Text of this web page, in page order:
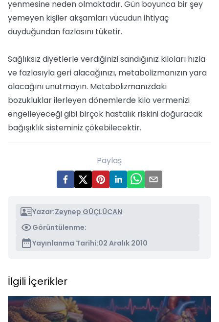
yenmesine neden olmaktadır. Gün boyunca bir şey
yemeyen kişiler akşamları vücudun ihtiyaç
duyduğundan fazlasını tüketir.
Sağlıksız diyetlerle verdiğinizi sandığınız kiloları hızla
ve fazlasıyla geri alacağınızı, metabolizmanızın yara
alacağını unutmayın. Metabolizmanızdaki
bozukluklar ilerleyen dönemlerde kilo vermenizi
engelleyeceği gibi birçok hastalık riskini doğuracak
bağışıklık sisteminiz çökebilecektir.
Paylaş
Yazar:Zeynep GÜÇLÜCAN
Görüntülenme:
Yayınlanma Tarihi:02 Aralık 2010
İlgili İçerikler